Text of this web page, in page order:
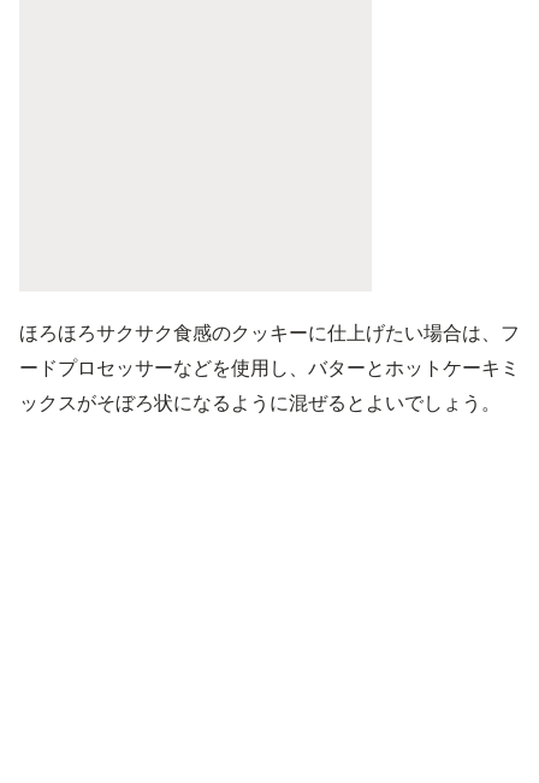
ほろほろサクサク食感のクッキーに仕上げたい場合は、フ
ードプロセッサーなどを使用し、バターとホットケーキミ
ックスがそぼろ状になるように混ぜるとよいでしょう。